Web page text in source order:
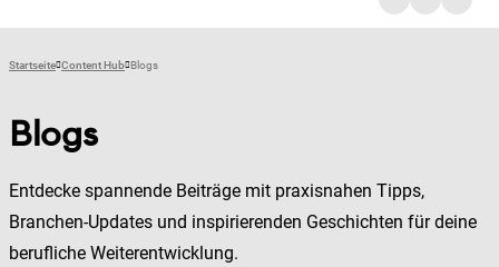
Startseite Content Hub Blogs
Blogs
Entdecke spannende Beiträge mit praxisnahen Tipps,
Branchen-Updates und inspirierenden Geschichten für deine
berufliche Weiterentwicklung.